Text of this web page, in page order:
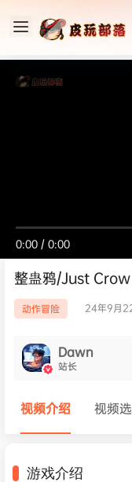
0:00 / 0:00
整蛊鸦/Just
动作冒险 24年9月
Dawn
站长
视频介绍 视频
游戏介绍